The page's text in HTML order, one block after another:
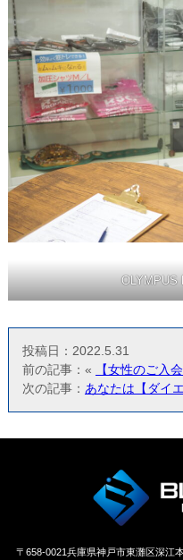
OLYMPUS
投稿日：2022.5.31
前の記事：«
【女性のご入
次の記事： あなたは【ダイ
〒658‐0021兵庫県神戸市東灘区深江